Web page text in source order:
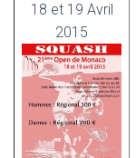
18 et 19 Avril
2015